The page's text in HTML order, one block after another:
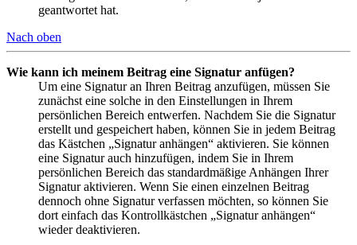
geantwortet hat.
Nach oben
Wie kann ich meinem Beitrag eine Signatur anfügen?
Um eine Signatur an Ihren Beitrag anzufügen, müssen Sie
zunächst eine solche in den Einstellungen in Ihrem
persönlichen Bereich entwerfen. Nachdem Sie die Signatur
erstellt und gespeichert haben, können Sie in jedem Beitrag
das Kästchen „Signatur anhängen“ aktivieren. Sie können
eine Signatur auch hinzufügen, indem Sie in Ihrem
persönlichen Bereich das standardmäßige Anhängen Ihrer
Signatur aktivieren. Wenn Sie einen einzelnen Beitrag
dennoch ohne Signatur verfassen möchten, so können Sie
dort einfach das Kontrollkästchen „Signatur anhängen“
wieder deaktivieren.